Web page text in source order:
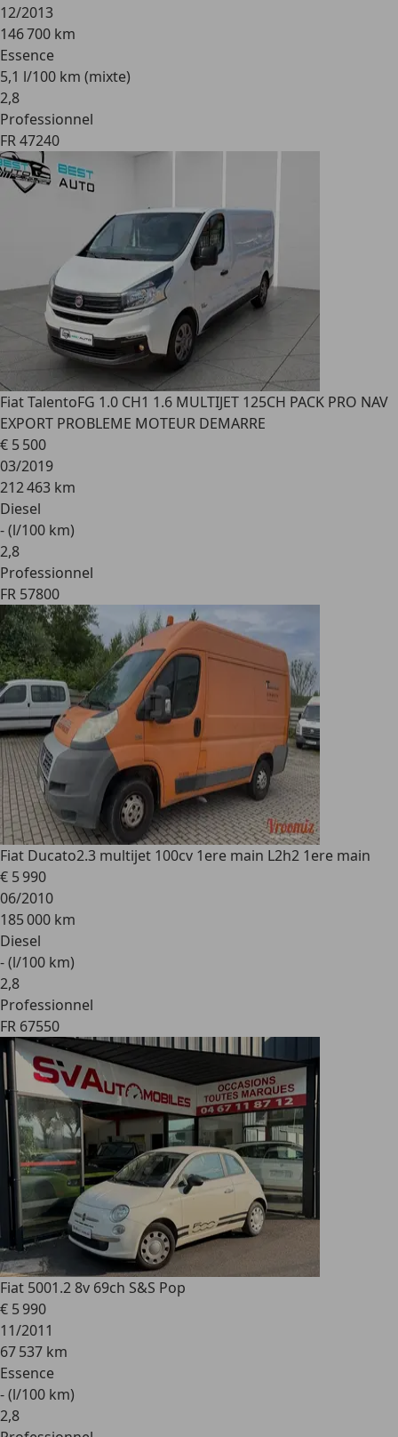
12/2013
146 700 km
Essence
5,1 l/100 km (mixte)
2,8
Professionnel
FR 47240
Fiat TalentoFG 1.0 CH1 1.6 MULTIJET 125CH PACK PRO NAV
EXPORT PROBLEME MOTEUR DEMARRE
€ 5 500
03/2019
212 463 km
Diesel
- (l/100 km)
2,8
Professionnel
FR 57800
Fiat Ducato2.3 multijet 100cv 1ere main L2h2 1ere main
€ 5 990
06/2010
185 000 km
Diesel
- (l/100 km)
2,8
Professionnel
FR 67550
Fiat 5001.2 8v 69ch S&S Pop
€ 5 990
11/2011
67 537 km
Essence
- (l/100 km)
2,8